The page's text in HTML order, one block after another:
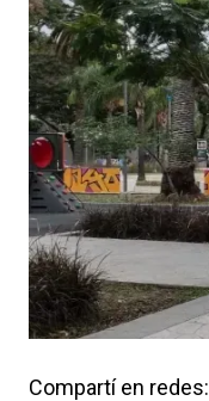
Compartí en redes: